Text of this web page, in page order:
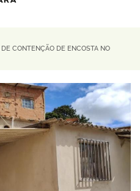
CONTENÇÃO DE ENCOSTA NO